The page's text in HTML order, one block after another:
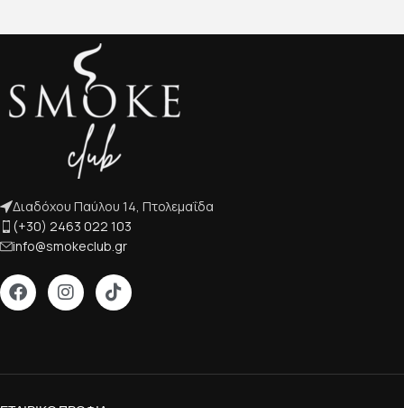
Διαδόχου Παύλου 14, Πτολεμαΐδα
(+30) 2463 022 103
info@smokeclub.gr